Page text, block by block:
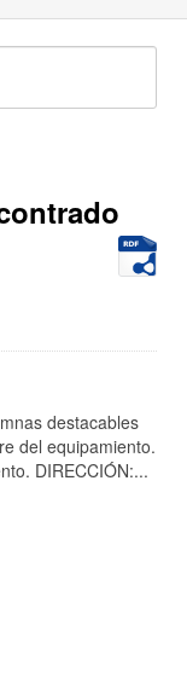
destacables
del equipamiento.
DIRECCIÓN:...